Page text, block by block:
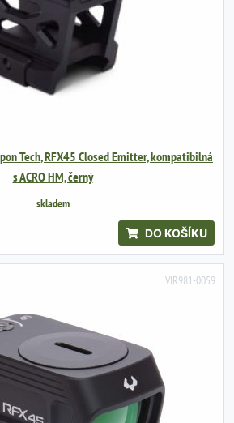
Tech, RFX45 Closed Emitter, kompatibilná
s ACRO HM, černý
skladem
DO KOŠÍKU
VIR981-0059